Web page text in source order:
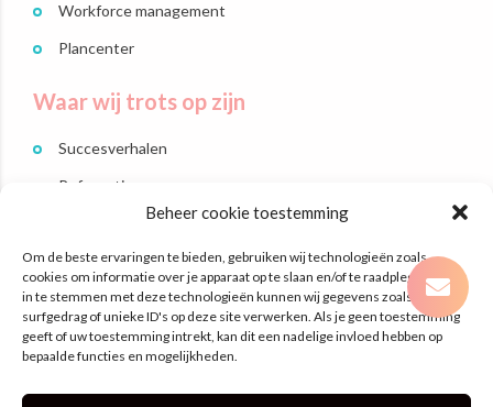
Beheer cookie toestemming
Om de beste ervaringen te bieden, gebruiken wij technologieën zoals
cookies om informatie over je apparaat op te slaan en/of te raadplegen. Door
in te stemmen met deze technologieën kunnen wij gegevens zoals
surfgedrag of unieke ID's op deze site verwerken. Als je geen toestemming
geeft of uw toestemming intrekt, kan dit een nadelige invloed hebben op
bepaalde functies en mogelijkheden.
Workforce management
Plancenter
Waar wij trots op zijn
Succesverhalen
Referenties
Dit zijn wij
Contact
Laan Nieuwer-Amstel 3
1182 JR Amstelveen